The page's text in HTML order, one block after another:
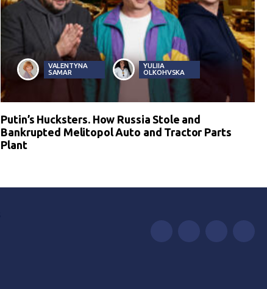
VALENTYNA
SAMAR
YULIIA
OLKOHVSKA
Putin’s Hucksters. How Russia Stole and
Bankrupted Melitopol Auto and Tractor Parts
Plant